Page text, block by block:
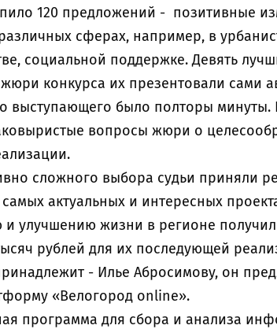
120 предложений - позитивные
сферах, например, в
социальной поддержке. Девять
конкурса их презентовали сами
выступающего было полторы минуты.
вопросы жюри о
сложного выбора судьи приняли
актуальных и интересных
улучшению жизни в регионе
рублей для их последующей
- Илье Абросимову, он
«Велогород online».
программа для сбора и анализа